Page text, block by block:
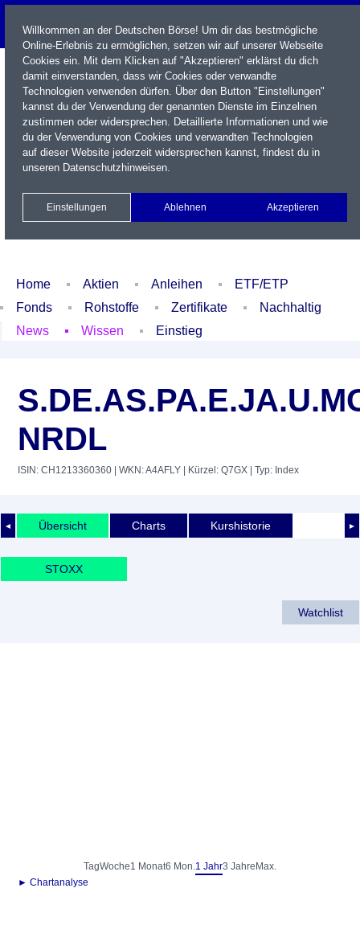
Name / WKN / ISIN / Kürzel
Newsletter Kontakt
Xetra Realtime
Watchlist Portfolio Login
Home Aktien Anleihen
ETF/ETP
Fonds
Rohstoffe Zertifikate
Nachhaltig
News
Wissen Einstieg
NRDL
ISIN: CH1213360360 | WKN: A4AFLY | Kürzel: Q7GX | Typ: Index
◄ ►
Übersicht Charts Kurshistorie
STOXX
Watchlist
TagWoche1 Monat6 Mon.1 Jahr3 Jahre Max.
► Chartanalyse
Willkommen an der Deutschen Börse! Um dir das bestmögliche
Online-Erlebnis zu ermöglichen, setzen wir auf unserer Webseite
Cookies ein. Mit dem Klicken auf "Akzeptieren" erklärst du dich
damit einverstanden, dass wir Cookies oder verwandte
Technologien verwenden dürfen. Über den Button "Einstellungen"
kannst du der Verwendung der genannten Dienste im Einzelnen
zustimmen oder widersprechen. Detaillierte Informationen und wie
du der Verwendung von Cookies und verwandten Technologien
auf dieser Website jederzeit widersprechen kannst, findest du in
unseren Datenschutzhinweisen.
Einstellungen Ablehnen Akzeptieren